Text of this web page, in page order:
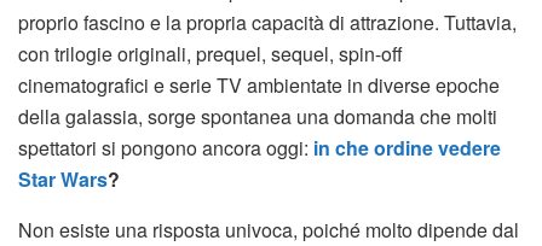
proprio fascino e la propria capacità di attrazione. Tuttavia,
con trilogie originali, prequel, sequel, spin-off
cinematografici e serie TV ambientate in diverse epoche
della galassia, sorge spontanea una domanda che molti
spettatori si pongono ancora oggi: in che ordine vedere
Star Wars?
Non esiste una risposta univoca, poiché molto dipende dal